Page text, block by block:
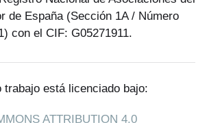
de España (Sección 1A / Número
con el CIF: G05271911.
trabajo está licenciado bajo:
ATTRIBUTION 4.0